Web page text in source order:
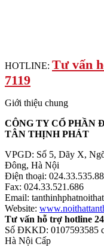
HOTLINE: Tư vấn
7119
Giới thiệu chung
CÔNG TY CỔ PHẦN
TÂN THỊNH PHÁT
VPGD: Số 5, Dãy X,
Đông, Hà Nội
Điện thoại:
Fax: 024.33.521.686
Email:
Website:
Tư vấn hỗ trợ hotline
Số ĐKKD: 0107593585
Hà Nội Cấp